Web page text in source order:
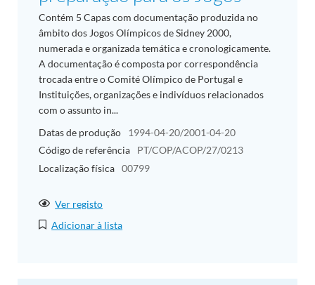
Contém 5 Capas com documentação produzida no
âmbito dos Jogos Olímpicos de Sidney 2000,
numerada e organizada temática e cronologicamente.
A documentação é composta por correspondência
trocada entre o Comité Olímpico de Portugal e
Instituições, organizações e indivíduos relacionados
com o assunto in...
Datas de produção
1994-04-20/2001-04-20
Código de referência
PT/COP/ACOP/27/0213
Localização física 00799
Ver registo
Adicionar à lista